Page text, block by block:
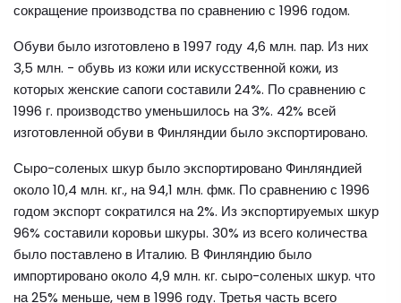
сокращение производства по сравнению с 1996 годом.
Обуви было изготовлено в 1997 году 4,6 млн. пар. Из них
3,5 млн. - обувь из кожи или искусственной кожи, из
которых женские сапоги составили 24%. По сравнению с
1996 г. производство уменьшилось на 3%. 42% всей
изготовленной обуви в Финляндии было экспортировано.
Сыро-соленых шкур было экспортировано Финляндией
около 10,4 млн. кг., на 94,1 млн. фмк. По сравнению с 1996
годом экспорт сократился на 2%. Из экспортируемых шкур
96% составили коровьи шкуры. 30% из всего количества
было поставлено в Италию. В Финляндию было
импортировано около 4,9 млн. кг. сыро-соленых шкур. что
на 25% меньше, чем в 1996 году. Третья часть всего